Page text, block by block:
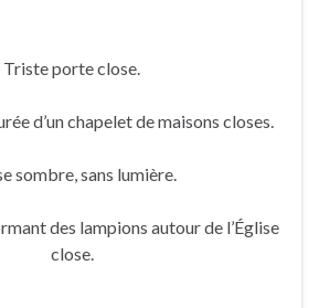
Triste porte close.
d’un chapelet de maisons closes.
sombre, sans lumière.
des lampions autour de l’Église
close.